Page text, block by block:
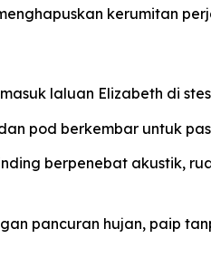
kerumitan
laluan Elizabeth di
pod berkembar untuk
berpenebat akustik,
pancuran hujan, paip